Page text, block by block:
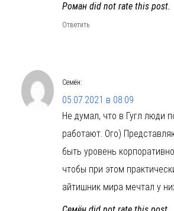
Роман did not rate this post.
Ответить
Семён:
05.07.2021 в 08:09
Не думал, что в Гугл люди
работают. Ого)
быть уровень
чтобы при этом
айтишник мира мечтал у